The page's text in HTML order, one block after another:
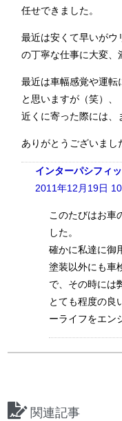
任せできました。
最近は安くて早いがウ
の丁寧な仕事に大変、
最近は車幅感覚や運転
と思いますが（笑）、
近くに寄った際には、
ありがとうございまし
インターパシフィ
2011年12月19日
このたびはお車
した。
確かに私達に御
塗装以外にも車
で、その時には
とても程度の良
ーライフをエン
関連記事